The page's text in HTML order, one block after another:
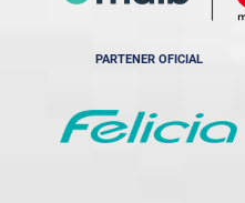
PARTENER OFICIAL